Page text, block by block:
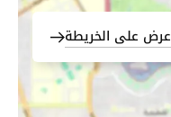
عرض على الخريطة